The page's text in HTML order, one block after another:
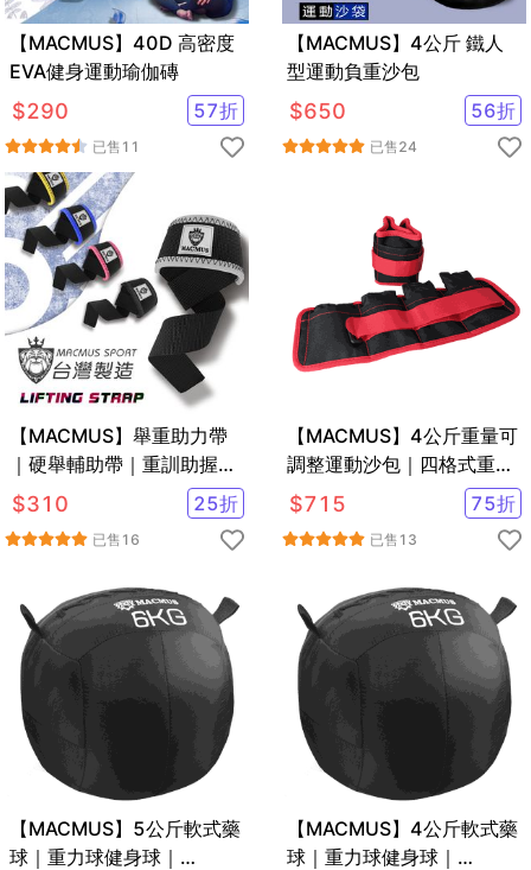
【MACMUS】40D 高密度
EVA健身運動瑜伽磚
$290 57折
已售 11
【MACMUS】4公斤 鐵人
型運動負重沙包
$650 56折
已售24
【MACMUS】舉重助力帶
｜硬舉輔助帶｜重訓助握帶
｜健身倍力帶｜五色可選
$310 25折
已售 16
【MACMUS】4公斤重量可
調整運動沙包｜四格式重量
可調負重沙袋｜單邊2公斤
復健沙包
$715 75折
已售 13
【MACMUS】5公斤軟式藥
球｜重力球健身球｜
【MACMUS】4公斤軟式藥
球｜重力球健身球｜